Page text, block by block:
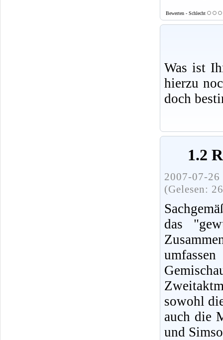
Bewerten - Schlecht
Was ist
hierzu
doch
1.2
2007-07-
(Gelesen:
das
sowohl
auch die
und